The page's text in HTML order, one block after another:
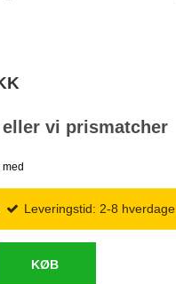
vi prismatcher
Leveringstid: 2-8 hverdage
KØB